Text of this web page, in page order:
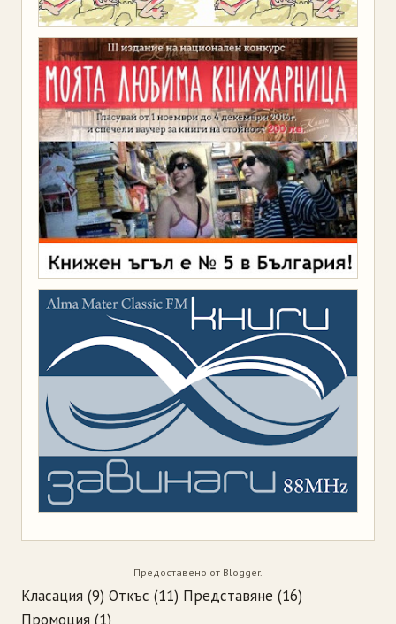
Предоставено от Blogger.
Класация (9) Откъс (11) Представяне (16)
Промоция (1)